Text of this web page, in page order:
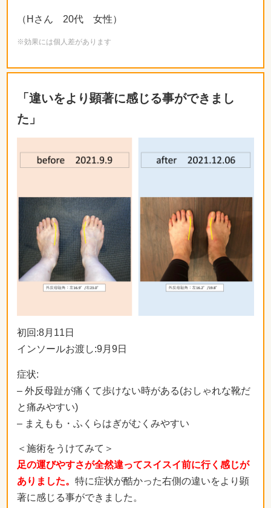
（Hさん 20代 女性）
※効果には個人差があります
「違いをより顕著に感じる事ができまし
た」
初回:8月11日
インソールお渡し:9月9日
症状:
– 外反母趾が痛くて歩けない時がある(おしゃれな靴だ
と痛みやすい)
– まえもも・ふくらはぎがむくみやすい
＜施術をうけてみて＞
足の運びやすさが全然違ってスイスイ前に行く感じが
ありました。 特に症状が酷かった右側の違いをより顕
著に感じる事ができました。